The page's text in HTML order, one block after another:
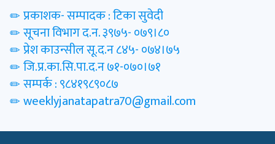
प्रकाशक- सम्पादक : टिका सुवेदी
सूचना विभाग द.न. ३९७५- ०७९।८०
प्रेश काउन्सील सू.द.न ८४५- ०७४।७५
जि.प्र.का.सि.पा.द.न ७१-०७०।७१
सम्पर्क : ९८४१९८९०८७
weeklyjanatapatra70@gmail.com